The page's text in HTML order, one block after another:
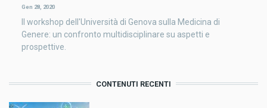
Gen 28, 2020
Il workshop dell'Università di Genova sulla Medicina di
Genere: un confronto multidisciplinare su aspetti e
prospettive.
CONTENUTI RECENTI